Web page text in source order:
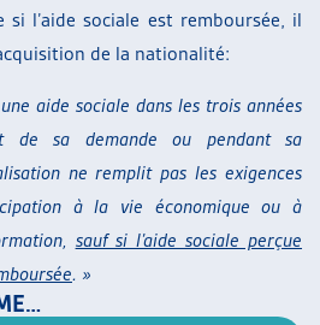
l’aide sociale est remboursée, il
de la nationalité:
aide sociale dans les trois années
de sa demande ou pendant sa
ne remplit pas les exigences
à la vie économique ou à
sauf si l’aide sociale perçue
. »